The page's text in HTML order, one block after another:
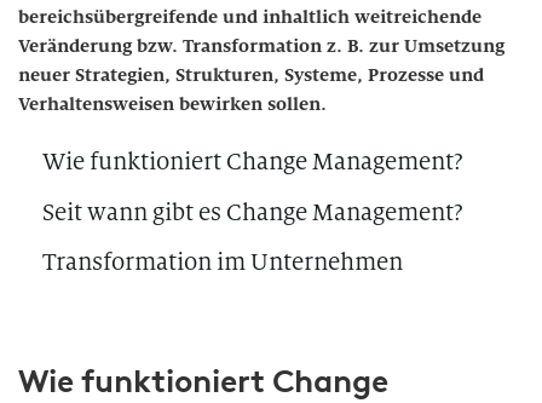
bereichsübergreifende und inhaltlich weitreichende
Veränderung bzw. Transformation z. B. zur Umsetzung
neuer Strategien, Strukturen, Systeme, Prozesse und
Verhaltensweisen bewirken sollen.
Wie funktioniert Change Management?
Seit wann gibt es Change Management?
Transformation im Unternehmen
Wie funktioniert Change